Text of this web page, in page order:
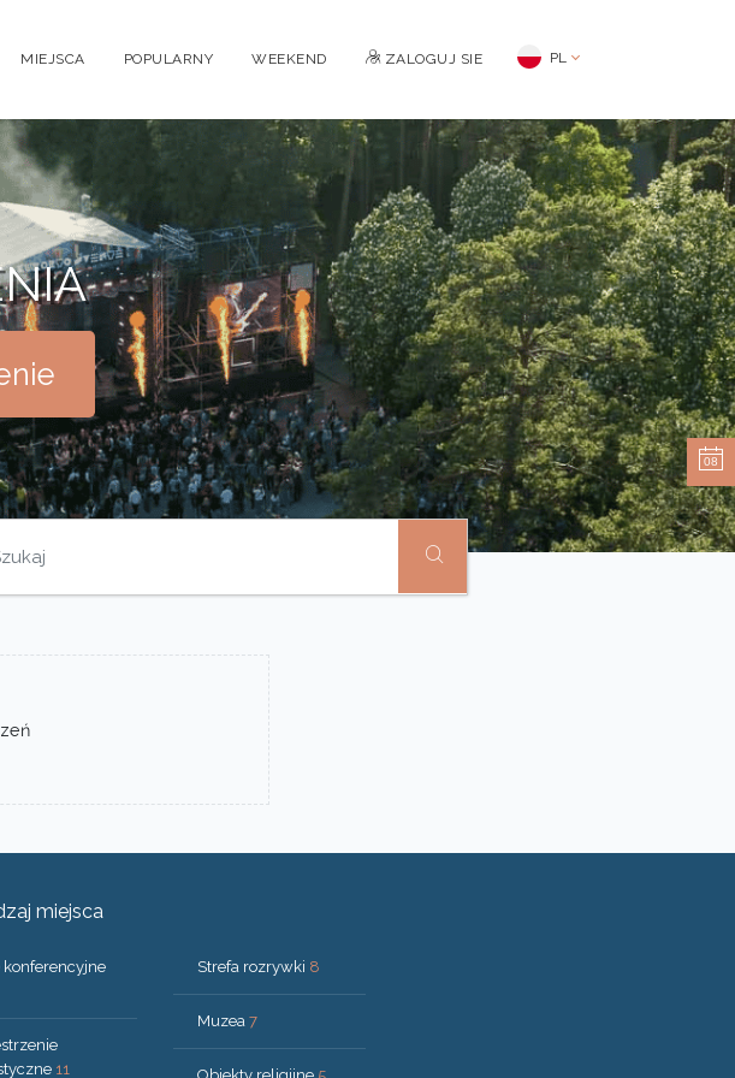
MIEJSCA POPULARNY WEEKEND ZALOGUJ SIE PL
miejsca
konferencyjne
11
Strefa rozrywki 8
Muzea 7
08